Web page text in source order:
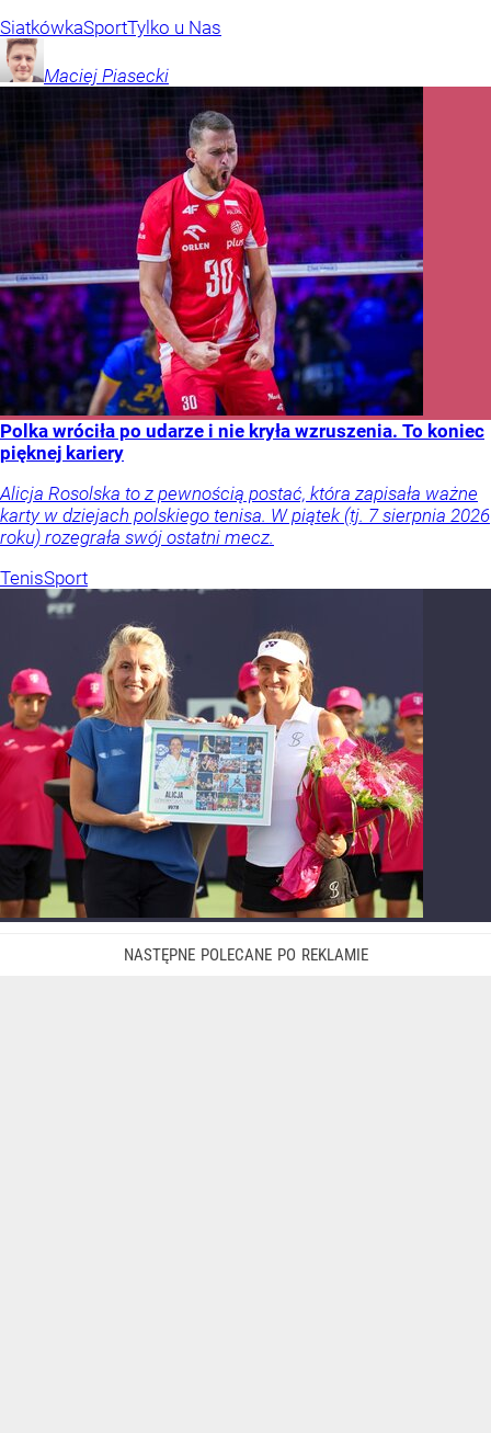
SiatkówkaSportTylko u Nas
Maciej Piasecki
Polka wróciła po udarze i nie kryła wzruszenia. To koniec
pięknej kariery
Alicja Rosolska to z pewnością postać, która zapisała ważne
karty w dziejach polskiego tenisa. W piątek (tj. 7 sierpnia 2026
roku) rozegrała swój ostatni mecz.
TenisSport